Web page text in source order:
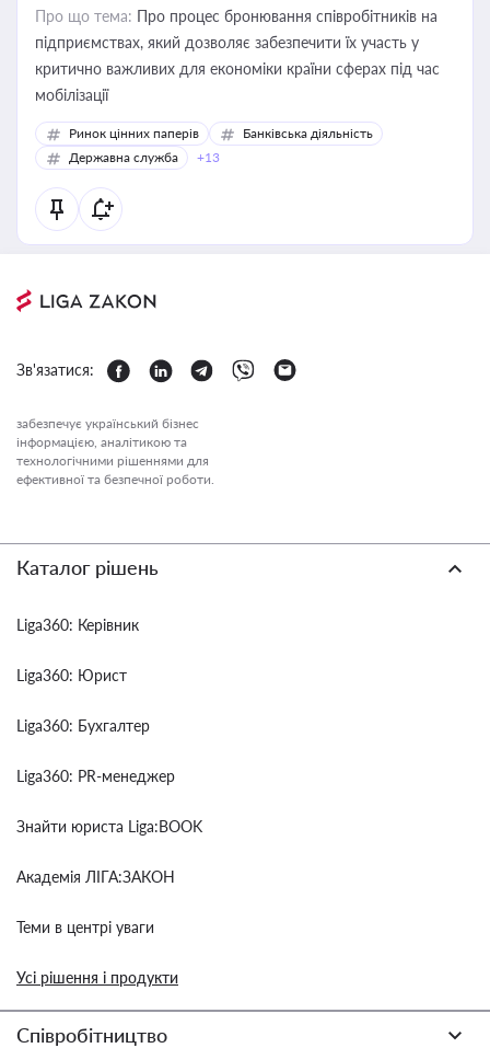
Про що тема: Про процес бронювання співробітників на
підприємствах, який дозволяє забезпечити їх участь у
критично важливих для економіки країни сферах під час
мобілізації
Ринок цінних паперів
Банківська діяльність
Державна служба
+13
Зв'язатися:
забезпечує український бізнес
інформацією, аналітикою та
технологічними рішеннями для
ефективної та безпечної роботи.
Каталог рішень
Liga360: Керівник
Liga360: Юрист
Liga360: Бухгалтер
Liga360: PR-менеджер
Знайти юриста Liga:BOOK
Академія ЛІГА:ЗАКОН
Теми в центрі уваги
Усі рішення і продукти
Співробітництво